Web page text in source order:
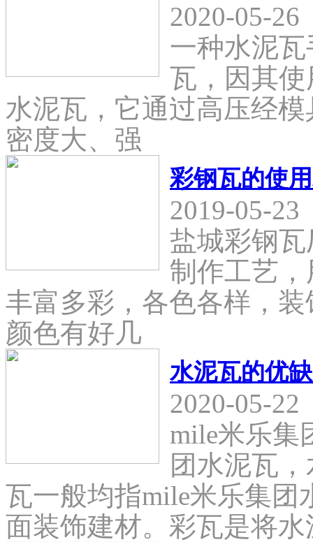
2020-05-26
一种水泥
瓦，因其
水泥瓦，它通过高压经
密度大、强
彩钢瓦的使
2019-05-23
盐城彩钢
制作工艺
丰富多彩，各色各样，
颜色有好几
水泥瓦的优
2020-05-22
mile米乐集
团水泥瓦
瓦一般均指mile米乐集团
面装饰建材。彩瓦是将